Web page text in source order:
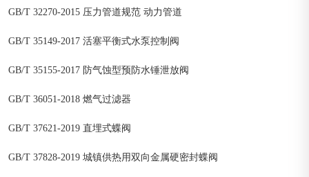
GB/T 32270-2015 压力管道规范 动力管道
GB/T 35149-2017 活塞平衡式水泵控制阀
GB/T 35155-2017 防气蚀型预防水锤泄放阀
GB/T 36051-2018 燃气过滤器
GB/T 37621-2019 直埋式蝶阀
GB/T 37828-2019 城镇供热用双向金属硬密封蝶阀